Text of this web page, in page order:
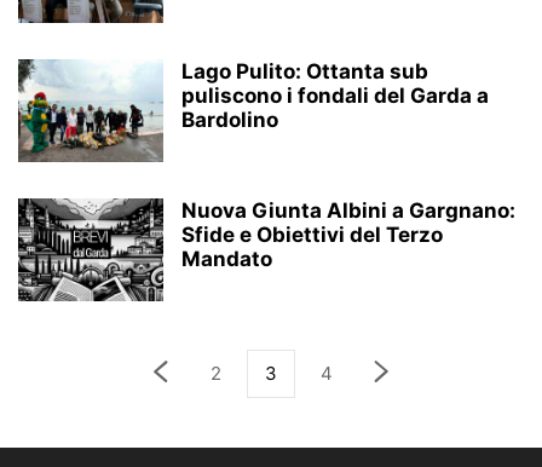
Lago Pulito: Ottanta sub
puliscono i fondali del Garda a
Bardolino
Nuova Giunta Albini a Gargnano:
Sfide e Obiettivi del Terzo
Mandato
2 3 4